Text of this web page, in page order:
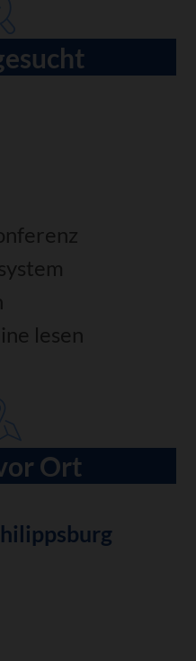
lesen
Ort